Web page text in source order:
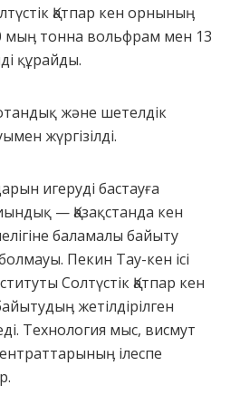
Қатпар кен орныныӊ
тонна вольфрам мен 13
құрайды.
және шетелдік
жүргізілді.
игеруді бастауға
— Қазақстанда кен
баламалы байыту
Пекин Тау-кен ісі
Солтүстік Қатпар кен
жетілдірілген
Технология мыс, висмут
ілеспе